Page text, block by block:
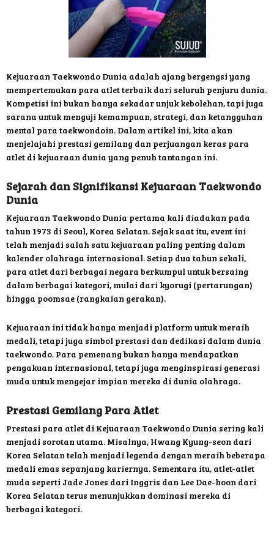
Kejuaraan Taekwondo Dunia adalah ajang bergengsi yang
mempertemukan para atlet terbaik dari seluruh penjuru dunia.
Kompetisi ini bukan hanya sekadar unjuk kebolehan, tapi juga
sarana untuk menguji kemampuan, strategi, dan ketangguhan
mental para taekwondoin. Dalam artikel ini, kita akan
menjelajahi prestasi gemilang dan perjuangan keras para
atlet di kejuaraan dunia yang penuh tantangan ini.
Sejarah dan Signifikansi Kejuaraan Taekwondo
Dunia
Kejuaraan Taekwondo Dunia pertama kali diadakan pada
tahun 1973 di Seoul, Korea Selatan. Sejak saat itu, event ini
telah menjadi salah satu kejuaraan paling penting dalam
kalender olahraga internasional. Setiap dua tahun sekali,
para atlet dari berbagai negara berkumpul untuk bersaing
dalam berbagai kategori, mulai dari kyorugi (pertarungan)
hingga poomsae (rangkaian gerakan).
Kejuaraan ini tidak hanya menjadi platform untuk meraih
medali, tetapi juga simbol prestasi dan dedikasi dalam dunia
taekwondo. Para pemenang bukan hanya mendapatkan
pengakuan internasional, tetapi juga menginspirasi generasi
muda untuk mengejar impian mereka di dunia olahraga.
Prestasi Gemilang Para Atlet
Prestasi para atlet di Kejuaraan Taekwondo Dunia sering kali
menjadi sorotan utama. Misalnya, Hwang Kyung-seon dari
Korea Selatan telah menjadi legenda dengan meraih beberapa
medali emas sepanjang kariernya. Sementara itu, atlet-atlet
muda seperti Jade Jones dari Inggris dan Lee Dae-hoon dari
Korea Selatan terus menunjukkan dominasi mereka di
berbagai kategori.